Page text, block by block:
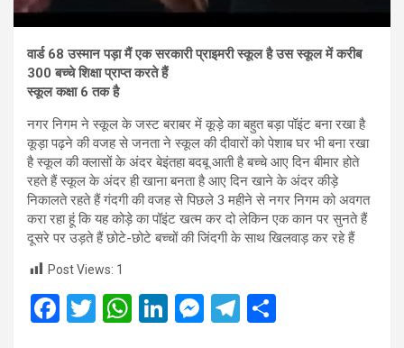
वार्ड 68 उस्मान पड़ा मैं एक सरकारी प्राइमरी स्कूल है उस स्कूल में करीब
300 बच्चे शिक्षा प्राप्त करते हैं
स्कूल कक्षा 6 तक है
नगर निगम ने स्कूल के जस्ट बराबर में कूड़े का बहुत बड़ा पॉइंट बना रखा है
कूड़ा पढ़ने की वजह से जनता ने स्कूल की दीवारों को पेशाब घर भी बना रखा
है स्कूल की क्लासों के अंदर बेइंतहा बदबू आती है बच्चे आए दिन बीमार होते
रहते हैं स्कूल के अंदर ही खाना बनता है आए दिन खाने के अंदर कीड़े
निकालते रहते हैं गंदगी की वजह से पिछले 3 महीने से नगर निगम को अवगत
करा रहा हूं कि यह कोड़े का पॉइंट खत्म कर दो लेकिन एक कान पर सुनते हैं
दूसरे पर उड़ते हैं छोटे-छोटे बच्चों की जिंदगी के साथ खिलवाड़ कर रहे हैं
Post Views: 1
F
T
W
Li
M
T